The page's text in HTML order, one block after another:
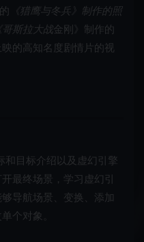
《猎鹰与冬兵》制作的照
哥斯拉大战金刚》制作的
的高知名度剧情片的视
和目标介绍以及虚幻引擎
最终场景，学习虚幻引
导航场景、变换、添加
个对象。